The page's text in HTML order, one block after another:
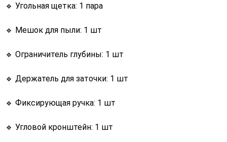
🔹 Угольная щетка: 1 пара
🔹 Мешок для пыли: 1 шт
🔹 Ограничитель глубины: 1 шт
🔹 Держатель для заточки: 1 шт
🔹 Фиксирующая ручка: 1 шт
🔹 Угловой кронштейн: 1 шт